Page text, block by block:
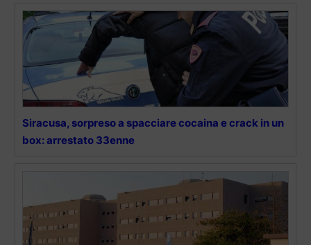
Siracusa, sorpreso a spacciare cocaina e crack in un
box: arrestato 33enne